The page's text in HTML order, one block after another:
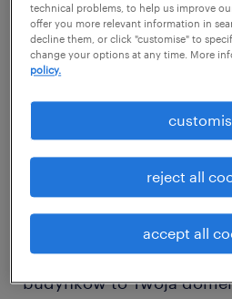
описание должности
kluczowe stery w
administracyjnym na
nieruchomości w rejonie
Wejherowa.
Jeśli zarządzanie
budynków to Twoja
technical problems, to help us improve
offer you more relevant information in
decline them, or click "customise" to
change your options at any time. More
policy.
accept all
reject all